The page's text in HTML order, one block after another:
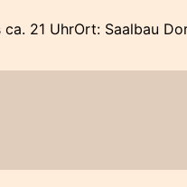
21 UhrOrt: Saalbau